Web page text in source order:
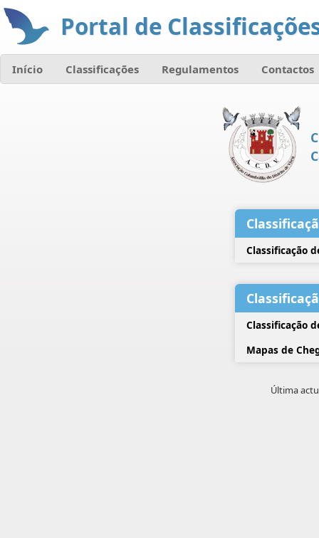
Portal de
Início Classificações Regulamentos Contactos
Classificação
Classificação
Mapas de
Última